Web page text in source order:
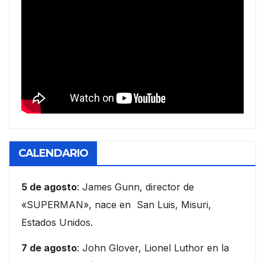
CALENDARIO
5 de agosto: James Gunn, director de
«SUPERMAN», nace en San Luis, Misuri,
Estados Unidos.
7 de agosto: John Glover, Lionel Luthor en la